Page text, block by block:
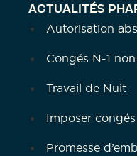
ACTUALITÉS
Autorisation
Congés N-1
Travail de Nuit
Imposer
Promesse